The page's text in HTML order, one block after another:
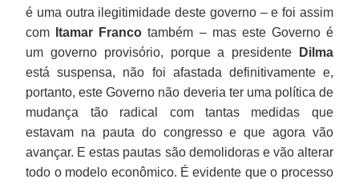
é uma outra ilegitimidade deste governo – e foi assim
com
Itamar Franco também – mas este Governo é
um governo provisório, porque a presidente
Dilma
está suspensa, não foi afastada definitivamente e,
portanto, este Governo não deveria ter uma política de
mudança tão radical com tantas medidas que
estavam na pauta do congresso e que agora vão
avançar. E estas pautas são demolidoras e vão alterar
todo o modelo econômico. É evidente que o processo